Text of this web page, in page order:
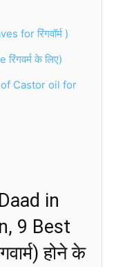
for रिंगवॉर्म )
के लिए)
Castor oil for
in
9 Best
होने के